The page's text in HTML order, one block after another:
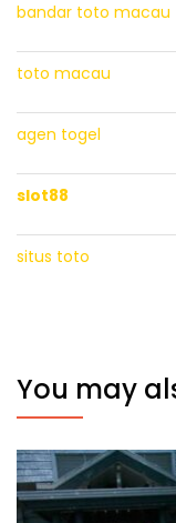
bandar toto macau
toto macau
agen togel
slot88
situs toto
You may